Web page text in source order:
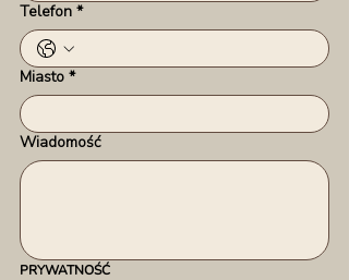
Telefon *
Miasto *
Wiadomość
PRYWATNOŚĆ